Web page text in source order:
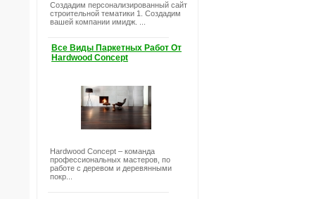
Создадим персонализированный сайт
строительной тематики 1. Создадим
вашей компании имидж. ...
Все Виды Паркетных Работ От
Hardwood Concept
Hardwood Concept – команда
профессиональных мастеров, по
работе с деревом и деревянными
покр...